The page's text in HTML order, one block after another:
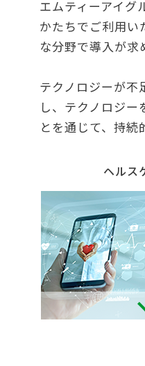
エムティーアイグ
かたちでご利用い
な分野で導入が求
テクノロジーが不
し、テクノロジ
とを通じて、持続
ヘルス